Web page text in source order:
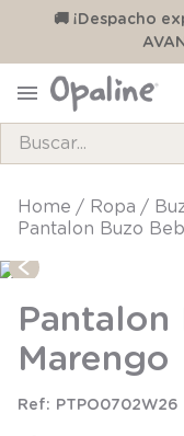
🚚 ¡Despacho
ropa
Pantalon Buzo
Pantalon
Marengo
PTPO0702W26
TÉRMINOS MÁS
3.
zapatillas
4 .
body
5
panty